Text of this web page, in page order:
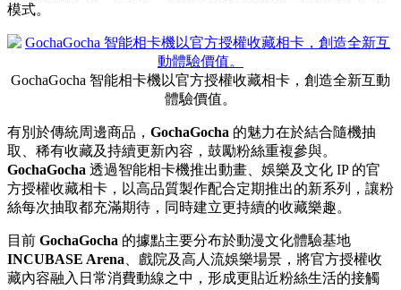
模式。
GochaGocha 智能相卡機以官方授權收藏相卡，創造全新互動
體驗價值。
有別於傳統周邊商品， GochaGocha 的魅力在於結合隨機抽
取、稀有收藏及持續更新內容，鼓勵粉絲重複參與。
GochaGocha 透過智能相卡機推出動畫、娛樂及文化 IP 的官
方授權收藏相卡，以高品質製作配合定期推出的新系列，讓粉
絲每次抽取都充滿期待，同時建立更持續的收藏樂趣。
目前 GochaGocha 的據點主要分布於動漫文化體驗基地
INCUBASE Arena 、戲院及高人流娛樂場景，將官方授權收
藏內容融入日常消費動線之中，形成更貼近粉絲生活的接觸